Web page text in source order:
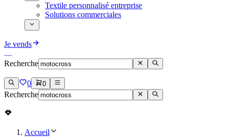
Textile personnalisé entreprise
Solutions commerciales
Je vends
Recherche
0 0
Recherche
Accueil